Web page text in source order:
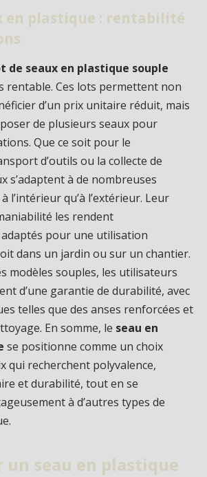
en plastique : rentabilité
de seaux en plastique souple
rentable. Ces lots permettent non
d’un prix unitaire réduit, mais
de plusieurs seaux pour
Que ce soit pour le
d’outils ou la collecte de
s’adaptent à de nombreuses
l’intérieur qu’à l’extérieur. Leur
les rendent
pour une utilisation
dans un jardin ou sur un chantier.
modèles souples, les utilisateurs
d’une garantie de durabilité, avec
telles que des anses renforcées et
En somme, le seau en
se positionne comme un choix
qui recherchent polyvalence,
et durabilité, tout en se
à d’autres types de
un seau en plastique